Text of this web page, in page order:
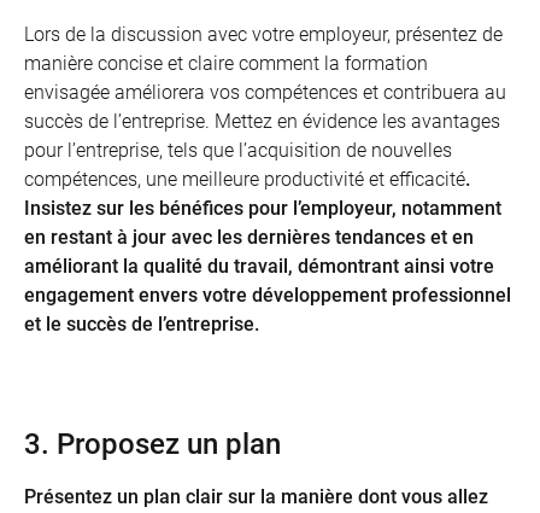
Lors de la discussion avec votre employeur, présentez de
manière concise et claire comment la formation
envisagée améliorera vos compétences et contribuera au
succès de l’entreprise. Mettez en évidence les avantages
pour l’entreprise, tels que l’acquisition de nouvelles
compétences, une meilleure productivité et efficacité.
Insistez sur les bénéfices pour l’employeur, notamment
en restant à jour avec les dernières tendances et en
améliorant la qualité du travail, démontrant ainsi votre
engagement envers votre développement professionnel
et le succès de l’entreprise.
3. Proposez un plan
Présentez un plan clair sur la manière dont vous allez